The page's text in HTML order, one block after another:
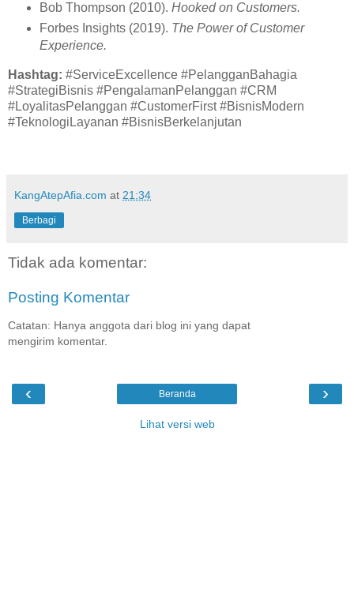
Bob Thompson (2010). Hooked on Customers.
Forbes Insights (2019). The Power of Customer
Experience.
Hashtag: #ServiceExcellence #PelangganBahagia
#StrategiBisnis #PengalamanPelanggan #CRM
#LoyalitasPelanggan #CustomerFirst #BisnisModern
#TeknologiLayanan #BisnisBerkelanjutan
KangAtepAfia.com at 21:34
Berbagi
Tidak ada komentar:
Posting Komentar
Catatan: Hanya anggota dari blog ini yang dapat
mengirim komentar.
‹ ›
Beranda
Lihat versi web